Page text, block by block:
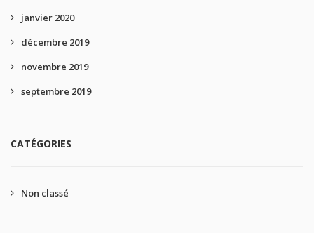
janvier 2020
décembre 2019
novembre 2019
septembre 2019
CATÉGORIES
Non classé